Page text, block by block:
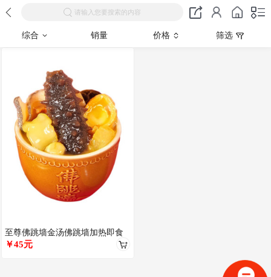
请输入您要搜索的内容
综合 销量 价格 筛选
至尊佛跳墙金汤佛跳墙加热即食
大鲍鱼中秋节礼盒送礼高档礼品
￥45元